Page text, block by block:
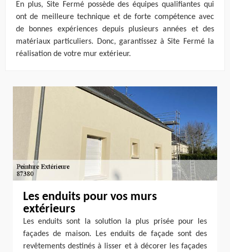
En plus, Site Fermé possède des équipes qualifiantes qui
ont de meilleure technique et de forte compétence avec
de bonnes expériences depuis plusieurs années et des
matériaux particuliers. Donc, garantissez à Site Fermé la
réalisation de votre mur extérieur.
Les enduits pour vos murs
extérieurs
Les enduits sont la solution la plus prisée pour les
façades de maison. Les enduits de façade sont des
revêtements destinés à lisser et à décorer les façades